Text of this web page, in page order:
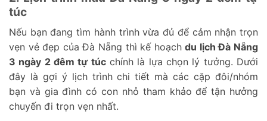
túc
Nếu bạn đang tìm hành trình vừa đủ để cảm nhận trọn
vẹn vẻ đẹp của Đà Nẵng thì kế hoạchdu lịch Đà Nẵng
3 ngày 2 đêm tự túcchính là lựa chọn lý tưởng. Dưới
đây là gợi ý lịch trình chi tiết mà các cặp đôi/nhóm
bạn và gia đình có con nhỏ tham khảo để tận hưởng
chuyến đi trọn vẹn nhất.